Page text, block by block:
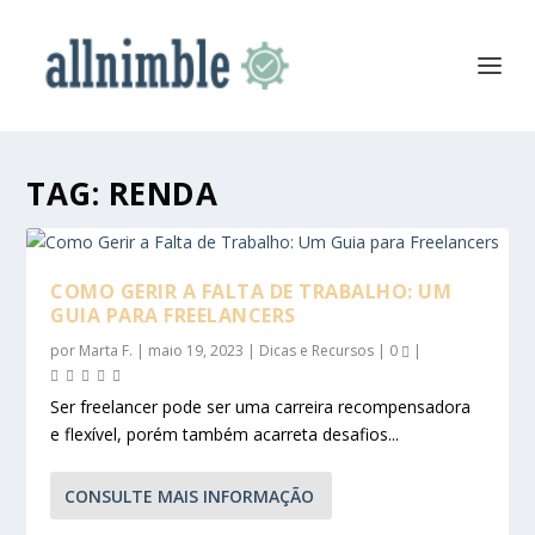
TAG: RENDA
COMO GERIR A FALTA DE TRABALHO: UM
GUIA PARA FREELANCERS
por Marta F. | maio 19, 2023 | Dicas e Recursos | 0 |
Ser freelancer pode ser uma carreira recompensadora
e flexível, porém também acarreta desafios...
CONSULTE MAIS INFORMAÇÃO